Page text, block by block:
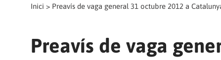
Inici > Preavís de vaga general 31 octubre 2012 a
Preavís de vaga